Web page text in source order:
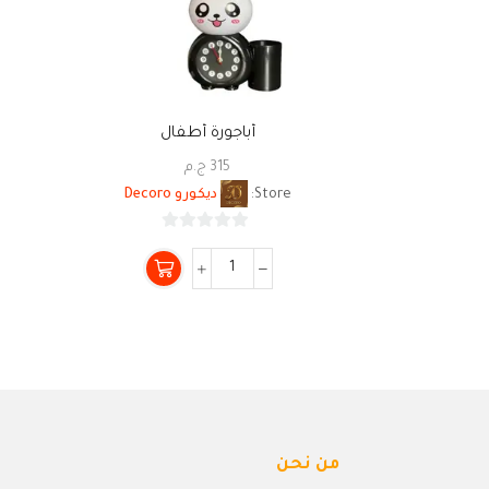
أباجورة أطفال
315 ج.م
Store:
ديكورو Decoro
من
5
من نحن